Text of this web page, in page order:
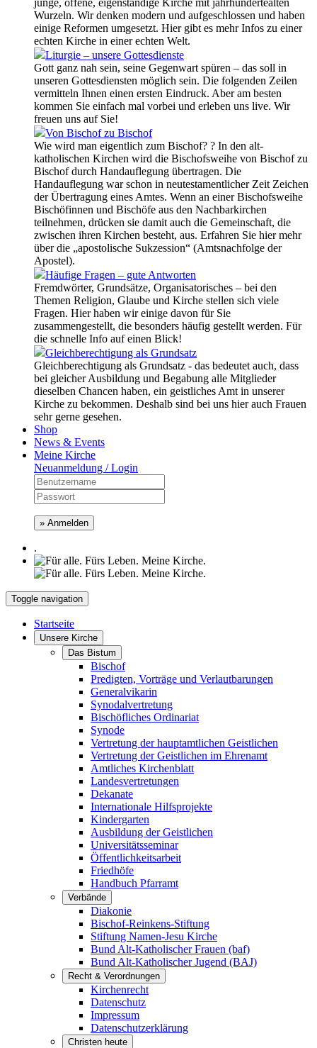
junge, offene, eigenständige Kirche mit jahrhundertealten
Wurzeln. Wir denken modern und aufgeschlossen und haben
einige Reformen umgesetzt. Hier gibt es mehr Infos zu einer
echten Kirche in einer echten Welt.
Liturgie – unsere Gottesdienste
Gott ganz nah sein, seine Gegenwart spüren – das soll in
unseren Gottesdiensten möglich sein. Die folgenden Zeilen
vermitteln Ihnen einen ersten Eindruck. Aber am besten
kommen Sie einfach mal vorbei und erleben uns live. Wir
freuen uns auf Sie!
Von Bischof zu Bischof
Wie wird man eigentlich zum Bischof? ? In den alt-
katholischen Kirchen wird die Bischofsweihe von Bischof zu
Bischof durch Handauflegung übertragen. Die
Handauflegung war schon in neutestamentlicher Zeit Zeichen
der Übertragung eines Amtes. Wenn an einer Bischofsweihe
Bischöfinnen und Bischöfe aus den Nachbarkirchen
teilnehmen, drücken sie damit auch die Gemeinschaft, die
zwischen ihren Kirchen besteht, aus. Erfahren Sie hier mehr
über die „apostolische Sukzession“ (Amtsnachfolge der
Apostel).
Häufige Fragen – gute Antworten
Fremdwörter, Grundsätze, Organisatorisches – bei den
Themen Religion, Glaube und Kirche stellen sich viele
Fragen. Hier haben wir einige davon für Sie
zusammengestellt, die besonders häufig gestellt werden. Für
die schnelle Info auf einen Blick!
Gleichberechtigung als Grundsatz
Gleichberechtigung als Grundsatz - das bedeutet auch, dass
bei gleicher Ausbildung und Begabung alle Mitglieder
dieselben Chancen haben, ein geistliches Amt in unserer
Kirche zu bekommen. Deshalb sind bei uns hier auch Frauen
sehr gerne gesehen.
Shop
News & Events
Meine Kirche
Neuanmeldung / Login
» Anmelden
.
Toggle navigation
Startseite
Unsere Kirche
Das Bistum
Bischof
Predigten, Vorträge und Verlautbarungen
Generalvikarin
Synodalvertretung
Bischöfliches Ordinariat
Synode
Vertretung der hauptamtlichen Geistlichen
Vertretung der Geistlichen im Ehrenamt
Amtliches Kirchenblatt
Landesvertretungen
Dekanate
Internationale Hilfsprojekte
Kindergarten
Ausbildung der Geistlichen
Universitätsseminar
Öffentlichkeitsarbeit
Friedhöfe
Handbuch Pfarramt
Verbände
Diakonie
Bischof-Reinkens-Stiftung
Stiftung Namen-Jesu Kirche
Bund Alt-Katholischer Frauen (baf)
Bund Alt-Katholischer Jugend (BAJ)
Recht & Verordnungen
Kirchenrecht
Datenschutz
Impressum
Datenschutzerklärung
Christen heute